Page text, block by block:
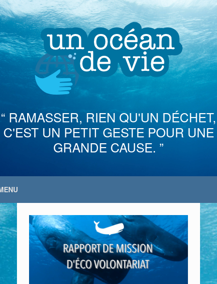
Skip
to
content
“ RAMASSER, RIEN QU'UN DÉCHET,
C'EST UN PETIT GESTE POUR UNE
GRANDE CAUSE. ”